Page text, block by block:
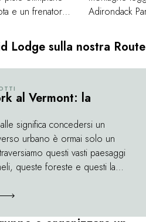
Lodge sulla nostra Route
al Vermont: la
significa concedersi un
urbano è ormai solo un
questi vasti paesaggi
queste foreste e questi laghi
più belle in primavera e in
e un frenatore
di hockey
medaglia d'oro in
1980. Pattinate
d'oro
1980, o
e
raggiungere lo
del salto con
suoi 120 metri di
Adirondack
a Lake
ghiaccio sul
equitazione,
offre un'ampia
per le coppie
contatto con